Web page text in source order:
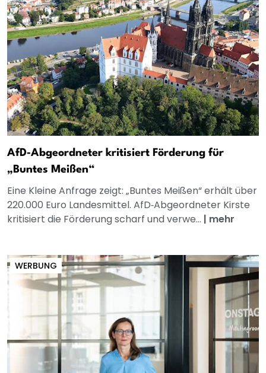
AfD‑Abgeordneter kritisiert Förderung für
„Buntes Meißen“
Eine Kleine Anfrage zeigt: „Buntes Meißen“ erhält über
220.000 Euro Landesmittel. AfD‑Abgeordneter Kirste
kritisiert die Förderung scharf und verwe... | mehr
WERBUNG